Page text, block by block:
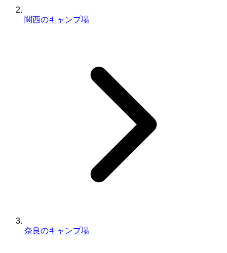
関西のキャンプ場
奈良のキャンプ場